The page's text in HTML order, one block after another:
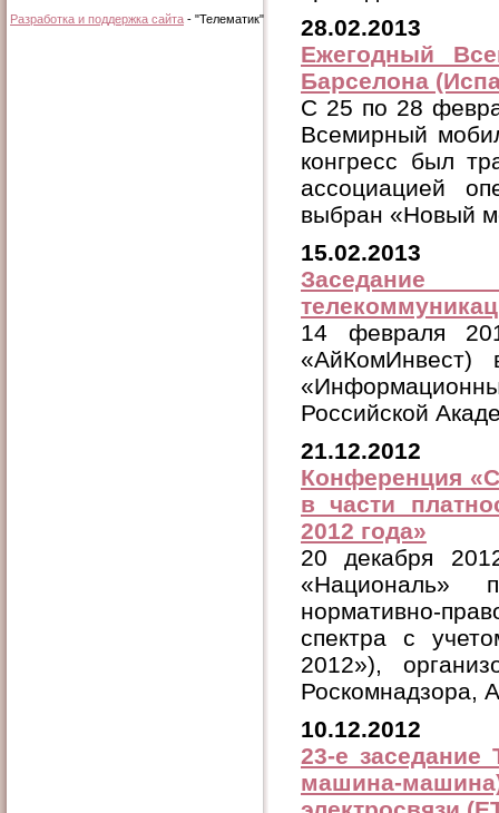
Разработка и поддержка сайта - "Телематик"
28.02.2013
Ежегодный
Барселона
C 25 по 28
Всемирный
конгресс был
ассоциацией
выбран «Новый
15.02.2013
14 февраля
«АйКомИнвест)
Российской
21.12.2012
Конференция
в части
2012 года»
20 декабря
«Националь»
нормативно-
спектра с
2012»),
Роскомнадзора,
10.12.2012
23-е заседание
машина-